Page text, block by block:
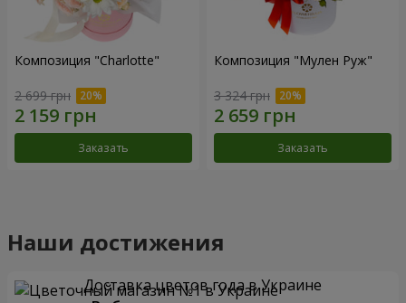
Композиция "Charlotte"
2 699 грн
Заказать
Композиция "Мулен Руж"
3 324 грн
Заказать
Наши достижения
Доставка цветов года в Украине